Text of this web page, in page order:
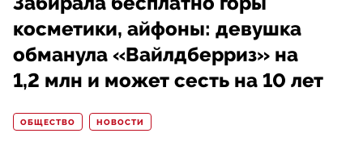
косметики, айфоны: девушка
обманула «Вайлдберриз» на
1,2 млн и может сесть на 10 лет
ОБЩЕСТВО НОВОСТИ